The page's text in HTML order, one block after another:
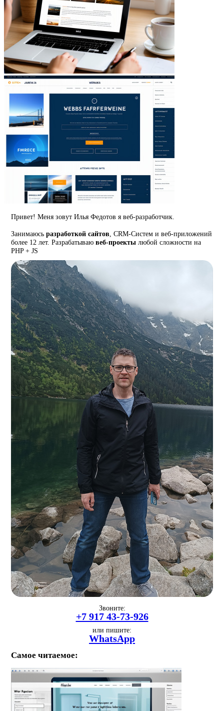
Привет! Меня зовут Илья Федотов я веб-разработчик.
Занимаюсьразработкой сайтов, CRM-Систем и веб-приложений
более 12 лет. Разрабатываювеб-проекты любой сложности на
PHP + JS
Звоните:
+7 917 43-73-926
или пишите:
WhatsApp
Самое читаемое: